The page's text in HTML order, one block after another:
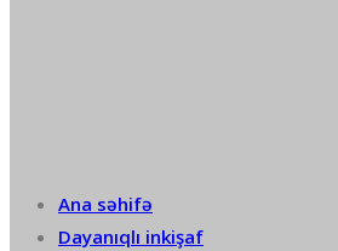
Ana səhifə
Dayanıqlı inkişaf